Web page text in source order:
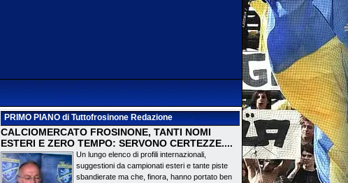
PRIMO PIANOdi Tuttofrosinone Redazione
CALCIOMERCATO FROSINONE, TANTI NOMI
ESTERI E ZERO TEMPO: SERVONO CERTEZZE....
Un lungo elenco di profili internazionali,
suggestioni da campionati esteri e tante piste
sbandierate ma che, finora, hanno portato ben